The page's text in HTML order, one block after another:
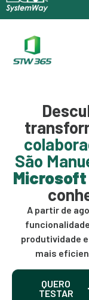
São
A partir de
produtividade
mais
QUERO
TESTAR